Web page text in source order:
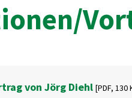
von Jörg Diehl [PDF, 130